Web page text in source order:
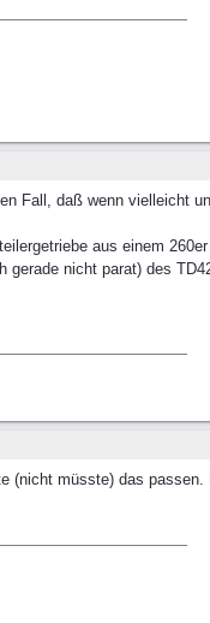
Fall, daß wenn vielleicht
aus einem
gerade nicht parat) des
(nicht müsste) das